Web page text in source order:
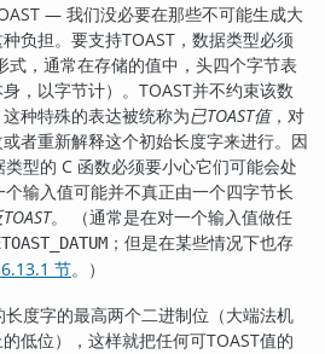
— 我们没必要在那些不可能生成大
负担。要支持TOAST ，数据类型必须
式，通常在存储的值中，头四个字节表
，以字节计）。 TOAST并不约束该数
种特殊的表达被统称为已TOAST值，对
者重新解释这个初始长度字来进行。因
类型的 C 函数必须要小心它们可能会处
输入值可能并不真正由一个四字节长
。 （通常是在对一个输入值做任
；但是在某些情况下也存
节。）
度字的最高两个二进制位（大端法机
低位），这样就把任何可TOAST值的